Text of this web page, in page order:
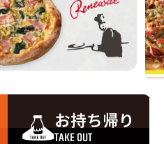
お持ち帰り
TAKE OUT